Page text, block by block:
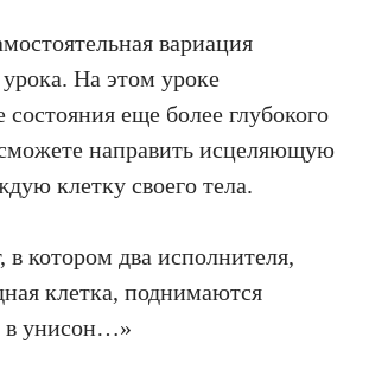
вариация
На этом уроке
состояния еще более глубокого
направить исцеляющую
клетку своего тела.
в котором два исполнителя,
клетка, поднимаются
в унисон…»